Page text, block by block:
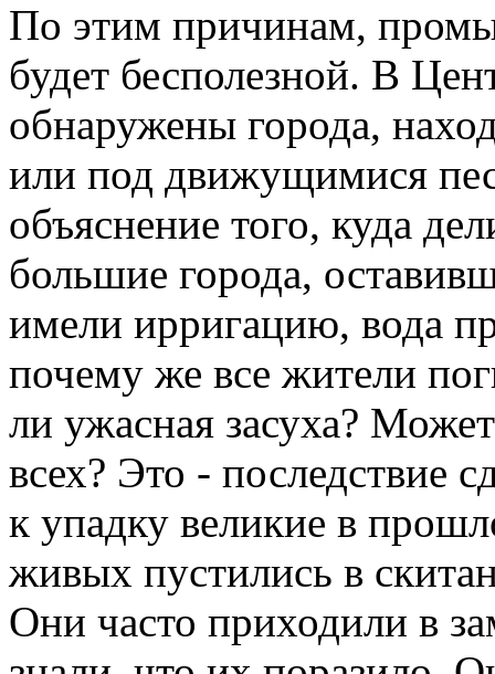
По этим причинам,
будет бесполезной. В
обнаружены города,
или под движущимися
объяснение того, куда
большие города,
имели ирригацию, вода
почему же все жители
ли ужасная засуха?
всех? Это - последствие
к упадку великие в
живых пустились в
Они часто приходили в